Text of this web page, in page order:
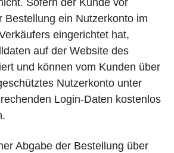
Sofern der Kunde vor
Bestellung ein Nutzerkonto im
eingerichtet hat,
auf der Website des
und können vom Kunden über
Nutzerkonto unter
Login-Daten kostenlos
Abgabe der Bestellung über